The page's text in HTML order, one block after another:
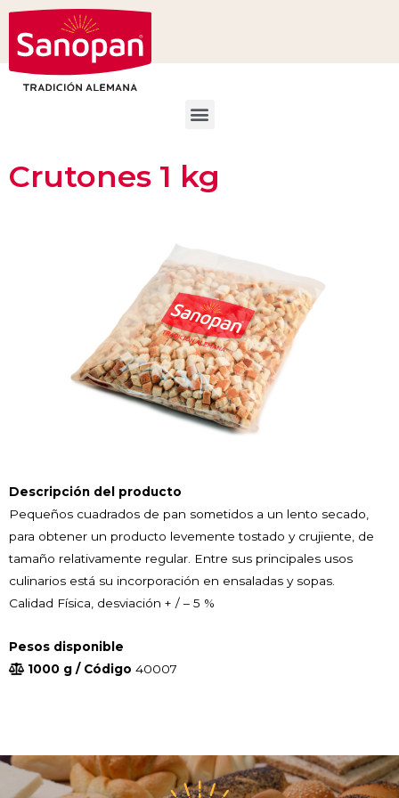
Crutones 1 kg
Descripción del producto
Pequeños cuadrados de pan sometidos a un lento secado,
para obtener un producto levemente tostado y crujiente, de
tamaño relativamente regular. Entre sus principales usos
culinarios está su incorporación en ensaladas y sopas.
Calidad Física, desviación + / – 5 %
Pesos disponible
1000 g / Código 40007